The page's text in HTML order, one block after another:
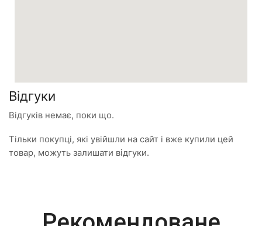
Відгуки
Відгуків немає, поки що.
Тільки покупці, які увійшли на сайт і вже купили цей
товар, можуть залишати відгуки.